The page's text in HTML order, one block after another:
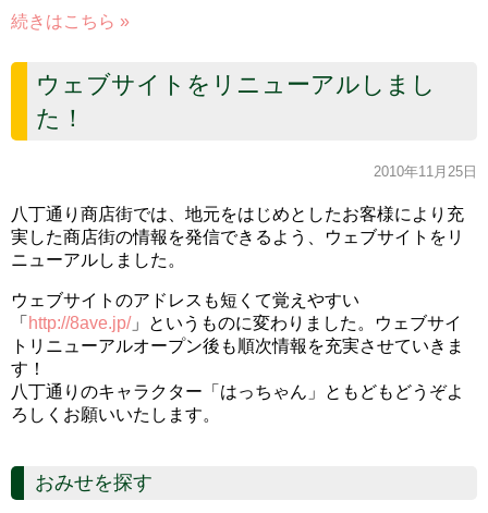
続きはこちら »
ウェブサイトをリニューアルしまし
た！
2010年11月25日
八丁通り商店街では、地元をはじめとしたお客様により充
実した商店街の情報を発信できるよう、ウェブサイトをリ
ニューアルしました。
ウェブサイトのアドレスも短くて覚えやすい
「 http://8ave.jp/」というものに変わりました。ウェブサイ
トリニューアルオープン後も順次情報を充実させていきま
す！
八丁通りのキャラクター「はっちゃん」ともどもどうぞよ
ろしくお願いいたします。
おみせを探す